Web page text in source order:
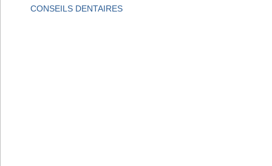
CONSEILS DENTAIRES